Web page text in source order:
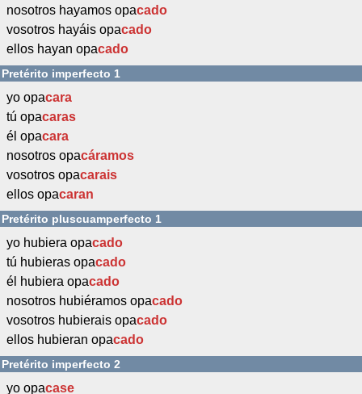
nosotros hayamos opacado
vosotros hayáis opacado
ellos hayan opacado
Pretérito imperfecto 1
yo opacara
tú opacaras
él opacara
nosotros opacáramos
vosotros opacarais
ellos opacaran
Pretérito pluscuamperfecto 1
yo hubiera opacado
tú hubieras opacado
él hubiera opacado
nosotros hubiéramos opacado
vosotros hubierais opacado
ellos hubieran opacado
Pretérito imperfecto 2
yo opacase